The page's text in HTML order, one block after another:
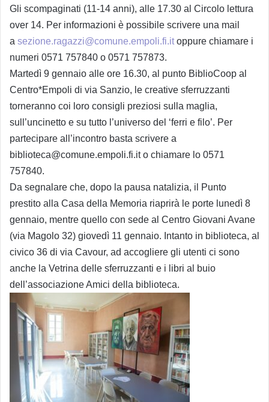
Gli scompaginati (11-14 anni), alle 17.30 al Circolo lettura
over 14. Per informazioni è possibile scrivere una mail
a sezione.ragazzi@comune.empoli.fi.it oppure chiamare i
numeri 0571 757840 o 0571 757873.
Martedì 9 gennaio alle ore 16.30, al punto BiblioCoop al
Centro*Empoli di via Sanzio, le creative sferruzzanti
torneranno coi loro consigli preziosi sulla maglia,
sull’uncinetto e su tutto l’universo del ‘ferri e filo’. Per
partecipare all’incontro basta scrivere a
biblioteca@comune.empoli.fi.it o chiamare lo 0571
757840.
Da segnalare che, dopo la pausa natalizia, il Punto
prestito alla Casa della Memoria riaprirà le porte lunedì 8
gennaio, mentre quello con sede al Centro Giovani Avane
(via Magolo 32) giovedì 11 gennaio. Intanto in biblioteca, al
civico 36 di via Cavour, ad accogliere gli utenti ci sono
anche la Vetrina delle sferruzzanti e i libri al buio
dell’associazione Amici della biblioteca.